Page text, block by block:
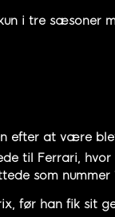
i tre sæsoner
efter at være
til Ferrari,
som nummer
før han fik sit